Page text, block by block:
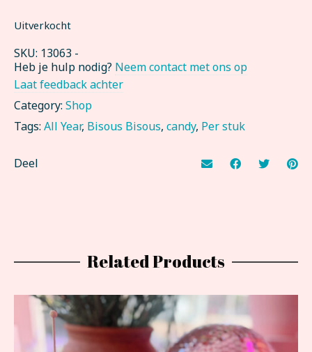
Uitverkocht
SKU: 13063 -
Heb je hulp nodig? Neem contact met ons op
Laat feedback achter
Category: Shop
Tags: All Year, Bisous Bisous, candy, Per stuk
Deel
Related Products